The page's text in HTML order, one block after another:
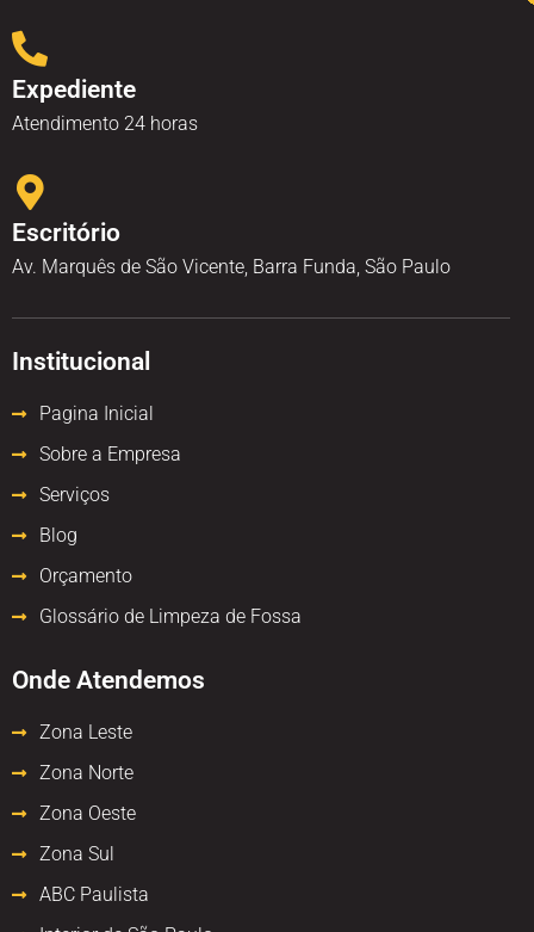
Expediente
Atendimento 24 horas
Escritório
Av. Marquês de São Vicente, Barra Funda, São Paulo
Institucional
Pagina Inicial
Sobre a Empresa
Serviços
Blog
Orçamento
Glossário de Limpeza de Fossa
Onde Atendemos
Zona Leste
Zona Norte
Zona Oeste
Zona Sul
ABC Paulista